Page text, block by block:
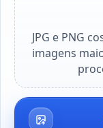
JPG e PNG
imagens